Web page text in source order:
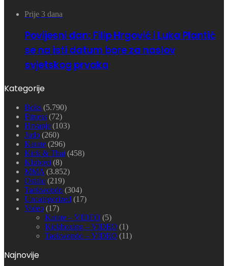
Prije 3 dana
Povijesni dan: Filip Hrgović i Luka Plantić
se na isti datum bore za naslov
svjetskog prvaka
Kategorije
Boks (5.790)
Fitness (72)
Hrvanje (103)
Judo (260)
Karate (296)
Kick & Thai (458)
Klubovi (8)
MMA (3.852)
Ostalo (219)
Taekwondo (304)
Uncategorized (17)
Video (17)
Karate – VIDEO (5)
Kickboxing – VIDEO (1)
Taekwondo – VIDEO (11)
Najnovije